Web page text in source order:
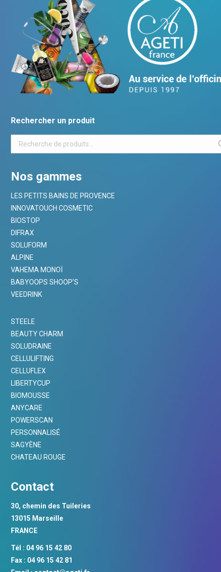
Rechercher un produit
Nos gammes
LES PETITS BAINS DE PROVENCE
INNOVATOUCH COSMETIC
BIOSTOP
DIFRAX
SOLUFORM
ALPINE
VAHEMA MONOÏ
BABYOOPS SHOOP’S
VEEDRINK
STEELE
BEAUTY CHARM
SOLUDRAINE
CELLULIFTING
CELLUFLEX
LIBERTYCUP
BIOMOUSSE
ANYCARE
POWERSCAN
PERSONNALISÉ
SAGYÈNE
CHATEAU ROUGE
Contact
30, chemin des Tuileries
13015 Marseille
FRANCE
Tél : 04 96 15 42 80
Fax : 04 96 15 42 81